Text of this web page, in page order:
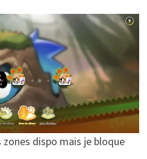
dispo mais je bloque